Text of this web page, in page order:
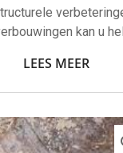
kan u
LEES MEER